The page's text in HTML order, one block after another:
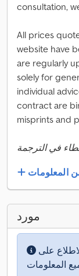
consultation,
All prices
website have
are regularly
solely for
individual
contract are
misprints and
المعلومات
مورد
على